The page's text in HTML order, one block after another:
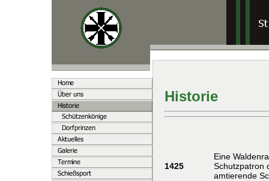
Historie
1425
Eine
Schutzpatron
amtierende